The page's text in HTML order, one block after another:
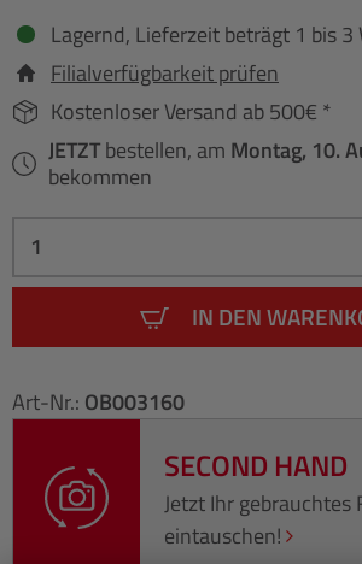
Lagernd, Lieferzeit beträgt 1 bis 3
Filialverfügbarkeit prüfen
Kostenloser Versand ab 500€ *
JETZTbestellen, am Montag, 10.
bekommen
IN DEN
Art-Nr.: OB003160
SECOND HAND
Jetzt Ihr
eintauschen!